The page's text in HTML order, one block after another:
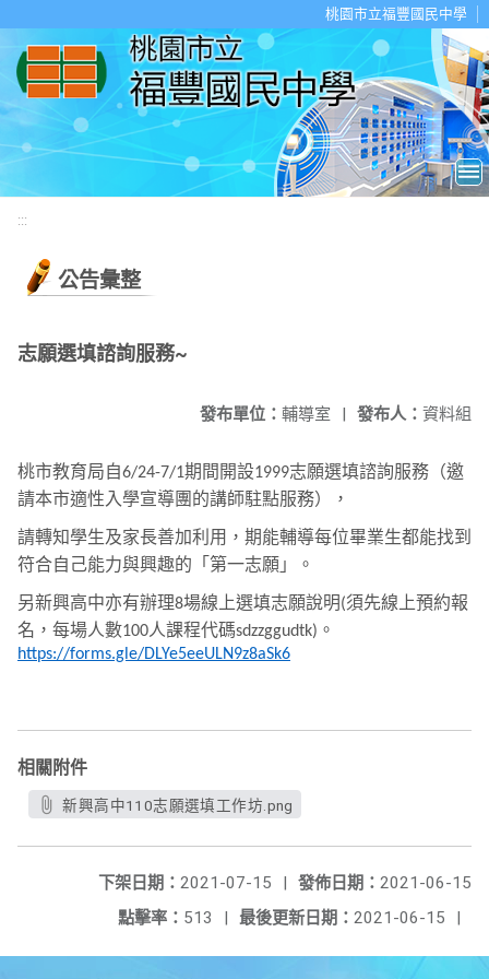
桃園市立福豐國民中學
:::
公告彙整
志願選填諮詢服務~
發布人： 資料組
發布單位： 輔導室 |
桃市教育局自6/24-7/1期間開設1999志願選填諮詢服務（邀
請本市適性入學宣導團的講師駐點服務），
請轉知學生及家長善加利用，期能輔導每位畢業生都能找到
符合自己能力與興趣的「第一志願」。
另新興高中亦有辦理8場線上選填志願說明(須先線上預約報
名，每場人數100人課程代碼sdzzggudtk) 。
https://forms.gle/DLYe5eeULN9z8aSk6
相關附件
新興高中110志願選填工作坊.png
發佈日期： 2021-06-15
下架日期： 2021-07-15
|
最後更新日期： 2021-06-15 |
點擊率： 513 |